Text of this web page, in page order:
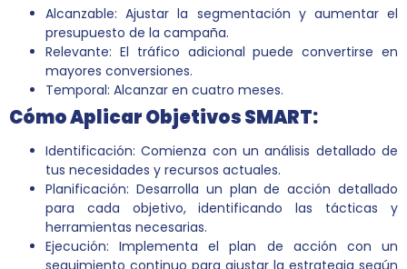
Alcanzable: Ajustar la segmentación y aumentar el
presupuesto de la campaña.
Relevante: El tráfico adicional puede convertirse en
mayores conversiones.
Temporal: Alcanzar en cuatro meses.
Cómo Aplicar Objetivos SMART:
Identificación: Comienza con un análisis detallado de
tus necesidades y recursos actuales.
Planificación: Desarrolla un plan de acción detallado
para cada objetivo, identificando las tácticas y
herramientas necesarias.
Ejecución: Implementa el plan de acción con un